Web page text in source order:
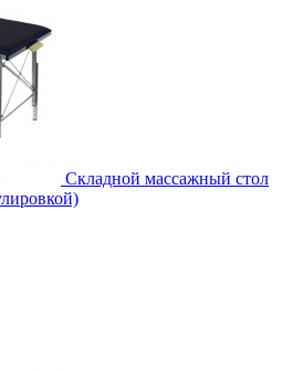
Складной массажный стол